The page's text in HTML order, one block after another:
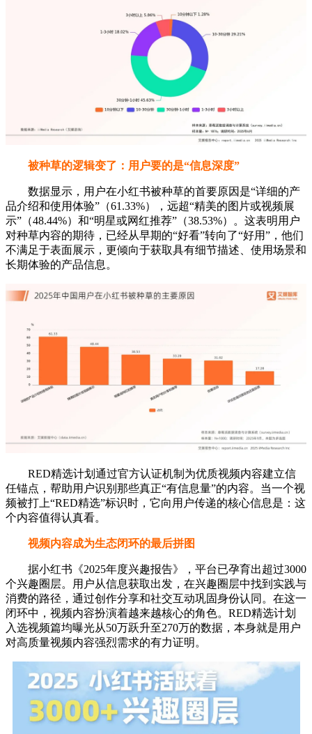
被种草的逻辑变了：用户要的是“信息深度”
数据显示，用户在小红书被种草的首要原因是“详细的产
品介绍和使用体验”（61.33%），远超“精美的图片或视频展
示”（48.44%）和“明星或网红推荐”（38.53%）。这表明用户
对种草内容的期待，已经从早期的“好看”转向了“好用”，他们
不满足于表面展示，更倾向于获取具有细节描述、使用场景和
长期体验的产品信息。
RED精选计划通过官方认证机制为优质视频内容建立信
任锚点，帮助用户识别那些真正“有信息量”的内容。当一个视
频被打上“RED精选”标识时，它向用户传递的核心信息是：这
个内容值得认真看。
视频内容成为生态闭环的最后拼图
据小红书《2025年度兴趣报告》，平台已孕育出超过3000
个兴趣圈层。用户从信息获取出发，在兴趣圈层中找到实践与
消费的路径，通过创作分享和社交互动巩固身份认同。在这一
闭环中，视频内容扮演着越来越核心的角色。RED精选计划
入选视频篇均曝光从50万跃升至270万的数据，本身就是用户
对高质量视频内容强烈需求的有力证明。